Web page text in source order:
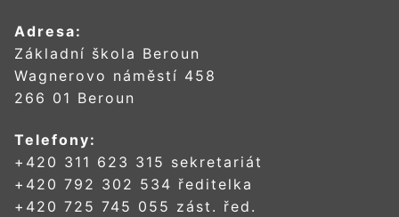
Adresa:
Základní škola Beroun
Wagnerovo náměstí 458
266 01 Beroun
Telefony:
+420 311 623 315 sekretariát
+420 792 302 534 ředitelka
+420 725 745 055 zást. řed.